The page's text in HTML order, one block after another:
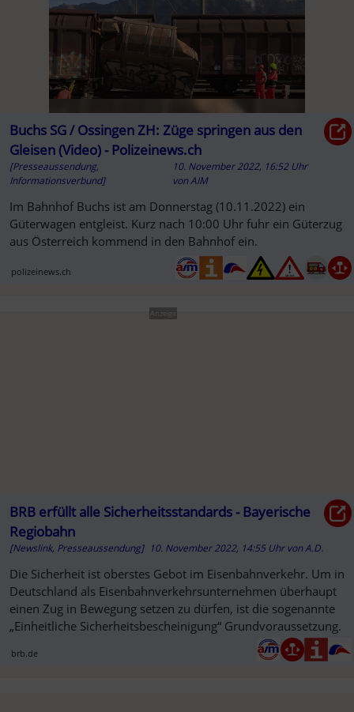
Buchs SG / Ossingen ZH: Züge springen aus den
Gleisen (Video) - Polizeinews.ch
[Presseaussendung,
Informationsverbund]
10. November 2022, 16:52 Uhr
vonAIM
Im Bahnhof Buchs ist am Donnerstag (10.11.2022) ein
Güterwagen entgleist. Kurz nach 10:00 Uhr fuhr ein Güterzug
aus Österreich kommend in den Bahnhof ein.
polizeinews.ch
Anzeige
BRB erfüllt alle Sicherheitsstandards - Bayerische
Regiobahn
[Newslink, Presseaussendung] 10. November 2022, 14:55 Uhr vonA.D.
Die Sicherheit ist oberstes Gebot im Eisenbahnverkehr. Um in
Deutschland als Eisenbahnverkehrsunternehmen überhaupt
einen Zug in Bewegung setzen zu dürfen, ist die sogenannte
„Einheitliche Sicherheitsbescheinigung“ Grundvoraussetzung.
brb.de